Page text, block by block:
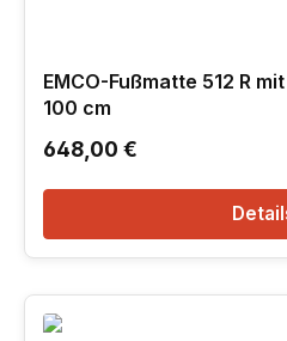
EMCO-Fußmatte 512 R
100 cm
Regulärer Preis:
648,00 €